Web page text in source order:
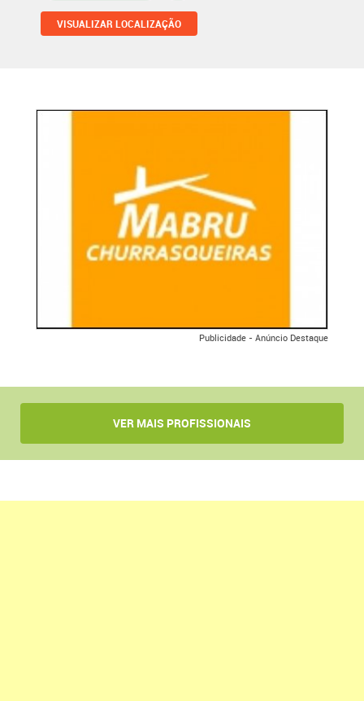
VISUALIZAR LOCALIZAÇÃO
Publicidade - Anúncio Destaque
VER MAIS PROFISSIONAIS